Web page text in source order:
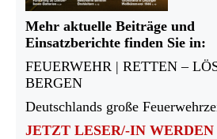
Mehr aktuelle Beiträge und
Einsatzberichte finden Sie in:
FEUERWEHR | RETTEN –
BERGEN
Deutschlands große
JETZT LESER/-IN WERDEN